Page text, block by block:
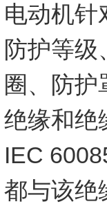
电动机针
防护等
圈、防护
绝缘和绝
IEC
都与该绝